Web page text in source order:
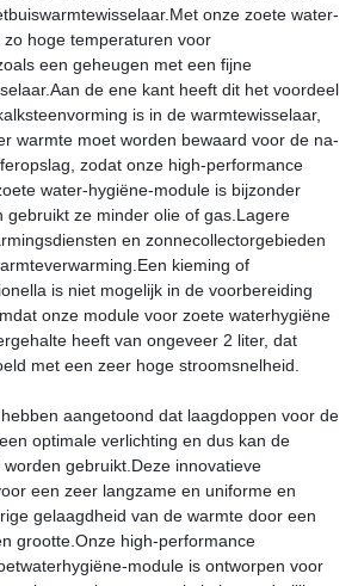
onze zoete water-
hoge temperaturen voor
een geheugen met een fijne
de ene kant heeft dit het voordeel
is in de warmtewisselaar,
warmte moet worden bewaard voor de na-
zodat onze high-performance
water-hygiëne-module is bijzonder
gebruikt ze minder olie of gas.Lagere
en zonnecollectorgebieden
kieming of
is niet mogelijk in de voorbereiding
onze module voor zoete waterhygiëne
heeft van ongeveer 2 liter, dat
met een zeer hoge stroomsnelheid.
aangetoond dat laagdoppen voor de
optimale verlichting en dus kan de
gebruikt.Deze innovatieve
een zeer langzame en uniforme en
gelaagdheid van de warmte door een
grootte.Onze high-performance
module is ontworpen voor